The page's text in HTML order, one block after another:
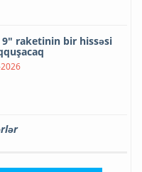
9" raketinin bir hissəsi